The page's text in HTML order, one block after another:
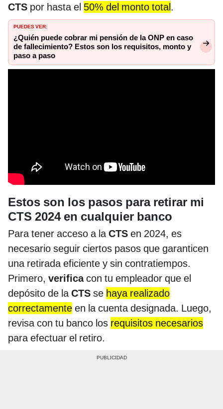
CTS por hasta el 50% del monto total.
PUEDES VER:
¿Quién puede cobrar mi pensión de la ONP en caso
de fallecimiento? Estos son los requisitos, monto y
paso a paso
Estos son los pasos para retirar mi
CTS 2024 en cualquier banco
Para tener acceso a la CTS en 2024, es
necesario seguir ciertos pasos que garanticen
una retirada eficiente y sin contratiempos.
Primero, verificacon tu empleador que el
depósito de la CTS se haya realizado
correctamente en la cuenta designada. Luego,
revisa con tu banco los requisitos necesarios
para efectuar el retiro.